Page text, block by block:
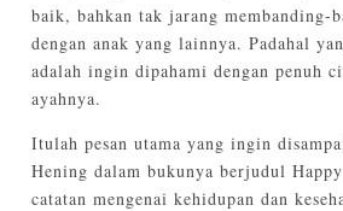
baik, bahkan tak jarang membanding-
dengan anak yang lainnya. Padahal
adalah ingin dipahami dengan penuh
ayahnya.
Itulah pesan utama yang ingin
Hening dalam bukunya berjudul
catatan mengenai kehidupan dan